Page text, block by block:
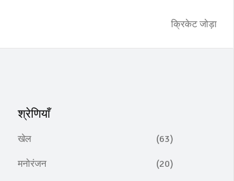
क्रिकेट जोड़ा
श्रेणियाँ
खेल (63)
मनोरंजन (20)